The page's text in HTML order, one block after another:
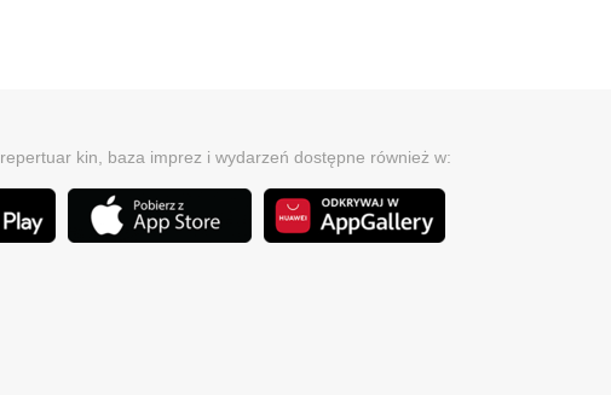
repertuar kin, baza imprez i wydarzeń dostępne również w: